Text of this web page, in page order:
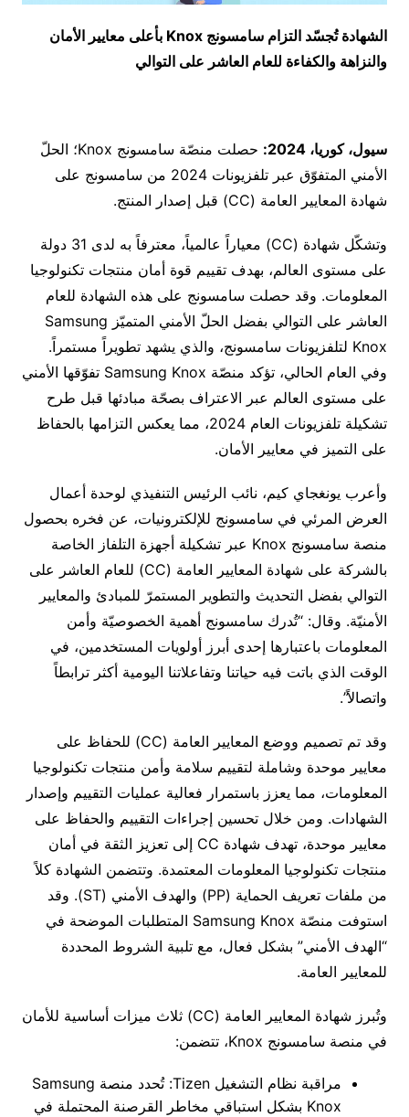
الشهادةتُجسّد التزام سامسونج Knox بأعلى معايير الأمان
والنزاهة والكفاءة للعام العاشر على التوالي
سيول، كوريا، 2024:
حصلت منصّة سامسونج Knox؛ الحلّ
الأمني المتفوّق عبر تلفزيونات 2024 من سامسونج على
شهادة المعايير العامة (CC) قبل إصدار المنتج.
وتشكّل شهادة (CC) معياراً عالمياً، معترفاً به لدى 31 دولة
على مستوى العالم، بهدف تقييم قوة أمان منتجات تكنولوجيا
المعلومات. وقد حصلت سامسونج على هذه الشهادة للعام
العاشر على التوالي بفضل الحلّ الأمني المتميّز Samsung
Knox لتلفزيونات سامسونج، والذي يشهد تطويراً مستمراً.
وفي العام الحالي، تؤكد منصّة Samsung Knox تفوّقها الأمني
على مستوى العالم عبر الاعتراف بصحّة مبادئها قبل طرح
تشكيلة تلفزيونات العام 2024، مما يعكس التزامها بالحفاظ
على التميز في معايير الأمان.
وأعرب يونغجاي كيم، نائب الرئيس التنفيذي لوحدة أعمال
العرض المرئي في سامسونج للإلكترونيات، عن فخره بحصول
منصة سامسونج Knox عبر تشكيلة أجهزة التلفاز الخاصة
بالشركة على شهادة المعايير العامة (CC) للعام العاشر على
التوالي بفضل التحديث والتطوير المستمرّ للمبادئ والمعايير
الأمنيّة. وقال: “تُدرك سامسونج أهمية الخصوصيّة وأمن
المعلومات باعتبارها إحدى أبرز أولويات المستخدمين، في
الوقت الذي باتت فيه حياتنا وتفاعلاتنا اليومية أكثر ترابطاً
واتصالاً”.
وقد تم تصميم ووضع المعايير العامة (CC) للحفاظ على
معايير موحدة وشاملة لتقييم سلامة وأمن منتجات تكنولوجيا
المعلومات، مما يعزز باستمرار فعالية عمليات التقييم وإصدار
الشهادات. ومن خلال تحسين إجراءات التقييم والحفاظ على
معايير موحدة، تهدف شهادة CC إلى تعزيز الثقة في أمان
منتجات تكنولوجيا المعلومات المعتمدة. وتتضمن الشهادة كلاً
من ملفات تعريف الحماية (PP) والهدف الأمني (ST). وقد
استوفت منصّة Samsung Knox المتطلبات الموضحة في
“الهدف الأمني” بشكل فعال، مع تلبية الشروط المحددة
للمعايير العامة.
وتُبرز شهادة المعايير العامة (CC) ثلاث ميزات أساسية للأمان
في منصة سامسونج Knox، تتضمن:
مراقبة نظام التشغيل Tizen: تُحدد منصة Samsung
Knox بشكل استباقي مخاطر القرصنة المحتملة في